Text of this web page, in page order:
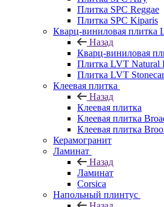
Плитка SPC Reggae
Плитка SPC Kiparis
Кварц-виниловая плитка
Назад
Кварц-виниловая
Плитка LVT Natural
Плитка LVT
Клеевая плитка
Назад
Клеевая плитка
Клеевая плитка
Клеевая плитка
Керамогранит
Ламинат
Назад
Ламинат
Corsica
Напольный плинтус